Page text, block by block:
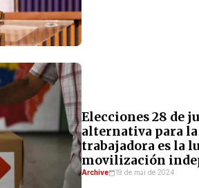
Elecciones 28 de
alternativa para la
trabajadora es la
movilización
Archive 19 de mai de 2024